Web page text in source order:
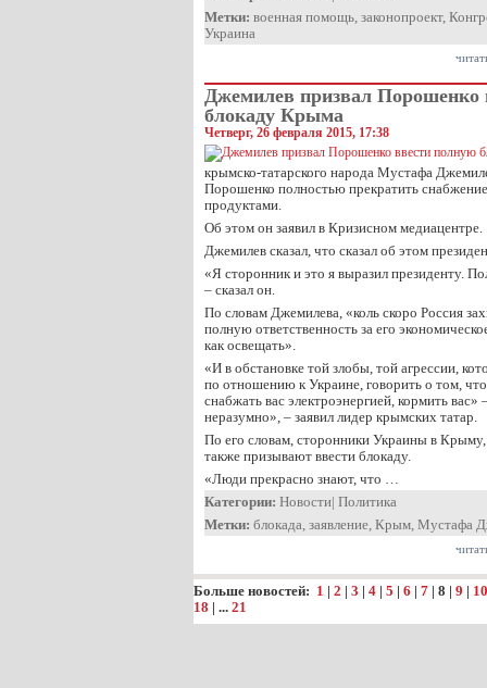
Метки: военная помощь, законопроект,
Украина
Джемилев призвал Порошенко
блокаду Крыма
Четверг, 26 февраля 2015, 17:38
крымско-татарского народа Мустафа
Порошенко полностью прекратить
продуктами.
Об этом он заявил в Кризисном медиацентре.
Джемилев сказал, что сказал об этом
«Я сторонник и это я выразил президенту.
– сказал он.
По словам Джемилева, «коль скоро Россия
полную ответственность за его
как освещать».
«И в обстановке той злобы, той агрессии,
по отношению к Украине, говорить о том,
снабжать вас электроэнергией, кормить
неразумно», – заявил лидер крымских татар.
По его словам, сторонники Украины в
также призывают ввести блокаду.
«Люди прекрасно знают, что …
Категории: Новости| Политика
Метки: блокада, заявление, Крым, Мустафа
Больше новостей: 1 | 2 | 3 | 4 | 5 | 6 | 7 | 8 | 9 | 10
18 | ... 21